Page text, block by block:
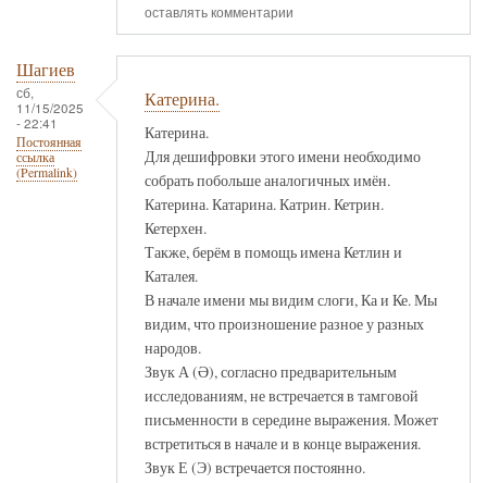
оставлять комментарии
Шагиев
сб,
11/15/2025
- 22:41
Постоянная
ссылка
(Permalink)
Катерина.
Катерина.
Для дешифровки этого имени необходимо
собрать побольше аналогичных имён.
Катерина. Катарина. Катрин. Кетрин.
Кетерхен.
Также, берём в помощь имена Кетлин и
Каталея.
В начале имени мы видим слоги, Ка и Ке. Мы
видим, что произношение разное у разных
народов.
Звук А (Ә), согласно предварительным
исследованиям, не встречается в тамговой
письменности в середине выражения. Может
встретиться в начале и в конце выражения.
Звук Е (Э) встречается постоянно.